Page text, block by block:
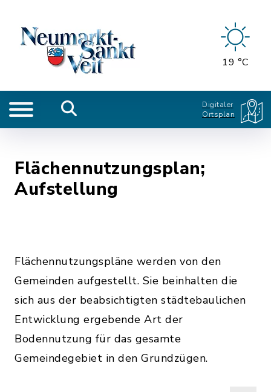
19 °C
Digitaler
Ortsplan
Flächennutzungsplan;
Aufstellung
Flächennutzungspläne werden von den
Gemeinden aufgestellt. Sie beinhalten die
sich aus der beabsichtigten städtebaulichen
Entwicklung ergebende Art der
Bodennutzung für das gesamte
Gemeindegebiet in den Grundzügen.